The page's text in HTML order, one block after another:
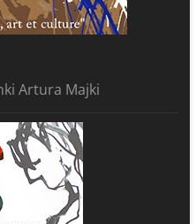
Artura Majki